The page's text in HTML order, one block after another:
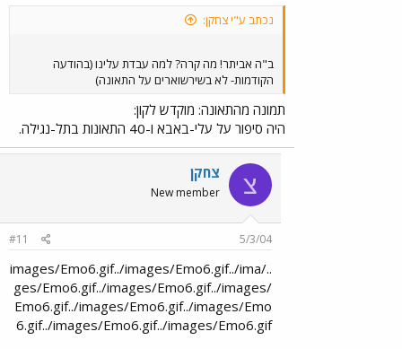
נכתב ע"י צחקן:
ב"ה אביתר! מה קרה? למה עבדת עלינו (בהודעה
הקודמות- לא בשירשוארים על התאונה)
תמונה מהתאונה: מוקדש לקון:
היה סיפור על עלי-באבא ו-40 התאונות בתל-נגילה.
צ צחקן
New member
5/3/04
#11
../images/Emo6.gif../images/Emo6.gif../ima
ges/Emo6.gif../images/Emo6.gif../images/
Emo6.gif../images/Emo6.gif../images/Emo
6.gif../images/Emo6.gif../images/Emo6.gif